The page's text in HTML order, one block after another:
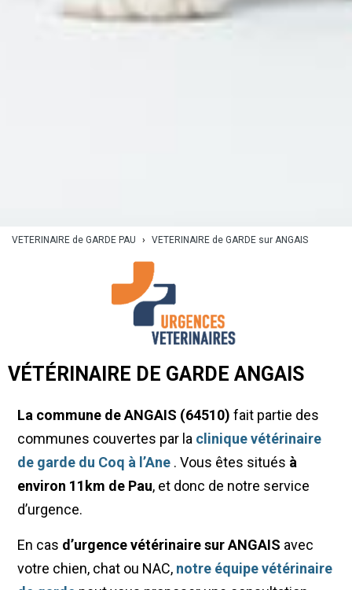
VETERINAIRE de GARDE PAU › VETERINAIRE de GARDE sur ANGAIS
VÉTÉRINAIRE DE GARDE ANGAIS
La commune de ANGAIS (64510) fait partie des
communes couvertes par la clinique vétérinaire
de garde du Coq à l’Ane . Vous êtes situés à
environ 11km de Pau, et donc de notre service
d’urgence.
En cas d’urgence vétérinaire sur ANGAIS avec
votre chien, chat ou NAC, notre équipe vétérinaire